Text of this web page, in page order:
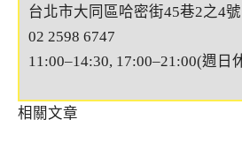
台北市大同區哈密街45巷2之4號
02 2598 6747
11:00–14:30, 17:00–21:00(週日
相關文章